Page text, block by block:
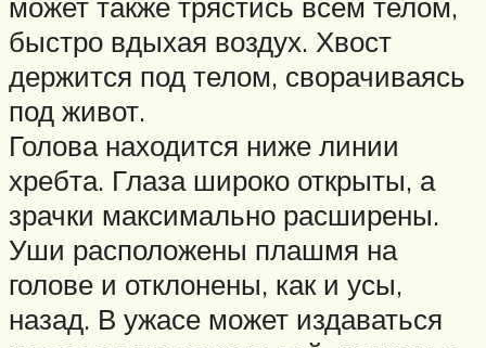
быстро вдыхая воздух. Хвост
держится под телом, сворачиваясь
под живот.
Голова находится ниже линии
хребта. Глаза широко открыты, а
зрачки максимально расширены.
Уши расположены плашмя на
голове и отклонены, как и усы,
назад. В ужасе может издаваться